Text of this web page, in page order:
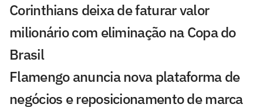
Corinthians deixa de faturar valor
milionário com eliminação na Copa do
Brasil
Flamengo anuncia nova plataforma de
negócios e reposicionamento de marca